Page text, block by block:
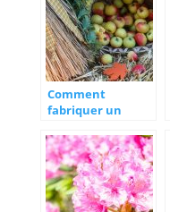
Comment
fabriquer un